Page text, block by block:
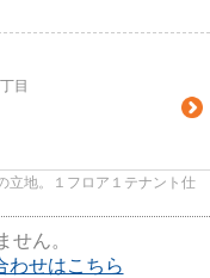
目
立地。１フロア１テナント仕
せん。
わせはこちら